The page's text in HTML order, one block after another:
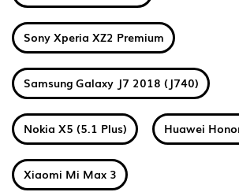
Sony Xperia XZ2 Premium
Samsung Galaxy J7 2018 (J740)
Nokia X5 (5.1 Plus) Huawei
Xiaomi Mi Max 3